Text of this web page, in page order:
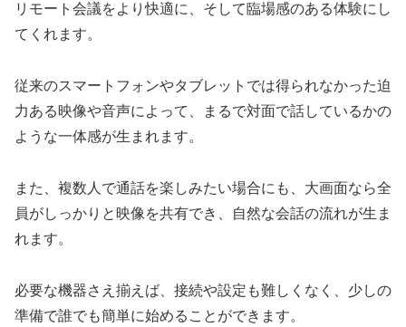
リモート会議をより快適に、そして臨場感のある体験にし
てくれます。
従来のスマートフォンやタブレットでは得られなかった迫
力ある映像や音声によって、まるで対面で話しているかの
ような一体感が生まれます。
また、複数人で通話を楽しみたい場合にも、大画面なら全
員がしっかりと映像を共有でき、自然な会話の流れが生ま
れます。
必要な機器さえ揃えば、接続や設定も難しくなく、少しの
準備で誰でも簡単に始めることができます。